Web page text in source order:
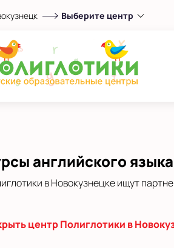
Выберите центр
Выберите центр
Показать на карте
Выбрать другой город
английского
в Новокузнецке ищут
центр Полиглотики в